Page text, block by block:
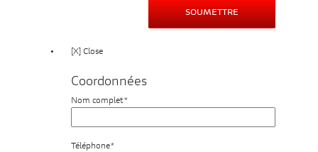
[X] Close
Coordonnées
Nom complet*
Téléphone*